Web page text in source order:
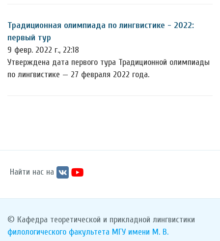
Традиционная олимпиада по лингвистике - 2022:
первый тур
9 февр. 2022 г., 22:18
Утверждена дата первого тура Традиционной олимпиады
по лингвистике — 27 февраля 2022 года.
Найти нас на
© Кафедра теоретической и прикладной лингвистики
филологического факультета МГУ имени М. В.